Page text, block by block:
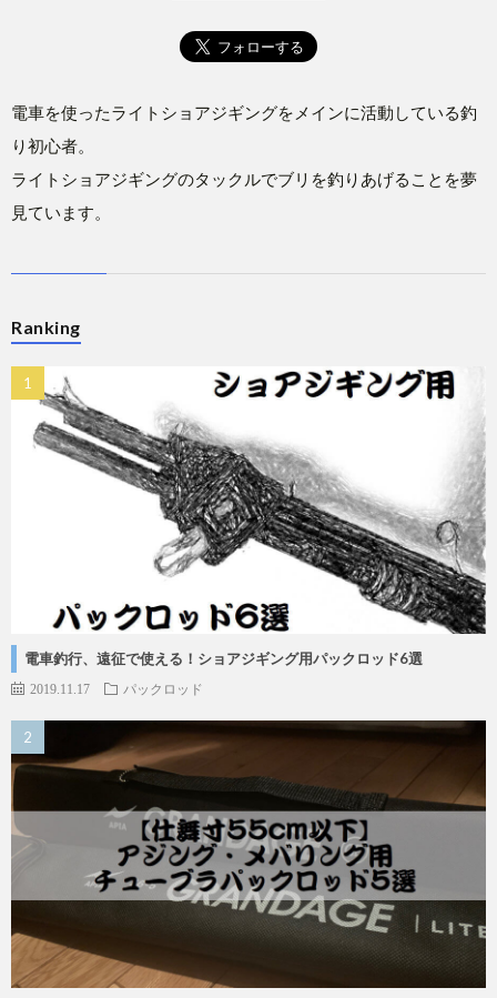
電車を使ったライトショアジギングをメインに活動している釣
り初心者。
ライトショアジギングのタックルでブリを釣りあげることを夢
見ています。
Ranking
電車釣行、遠征で使える！ショアジギング用パックロッド6選
2019.11.17 パックロッド